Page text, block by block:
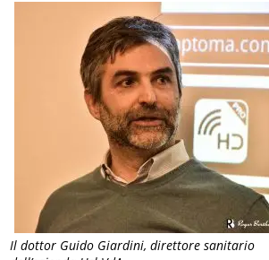
Il dottor Guido Giardini, direttore sanitario